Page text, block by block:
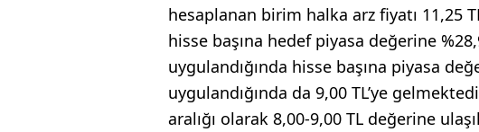
hesaplanan birim halka arz fiyatı 11,25
hisse başına hedef piyasa değerine
uygulandığında hisse başına piyasa
uygulandığında da 9,00 TL’ye
aralığı olarak 8,00-9,00 TL değerine